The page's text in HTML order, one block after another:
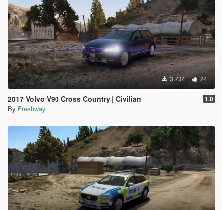
3.734 24
2017 Volvo V90 Cross Country | Civilian 1.0
By Freshway